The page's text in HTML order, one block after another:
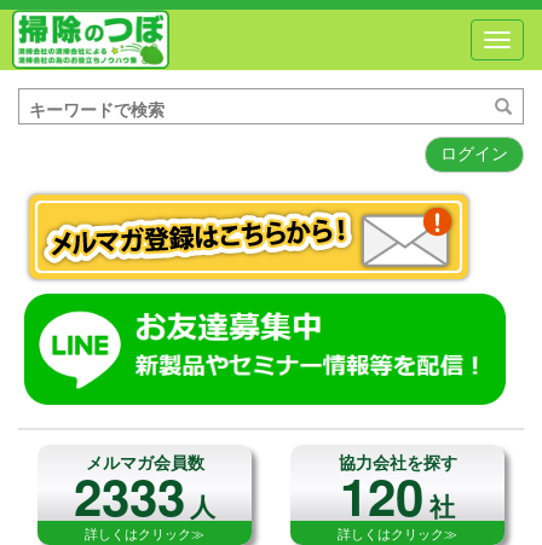
ログイン
メルマガ会員数
2333人
詳しくはクリック≫
協力会社を探す
120社
詳しくはクリック≫